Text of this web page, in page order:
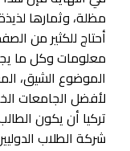
مظلة، وثمارها
أحتاج للكثير من
معلومات وكل ما
الموضوع الشيق،
لأفضل الجامعات
تركيا أن يكون
شركة الطلاب